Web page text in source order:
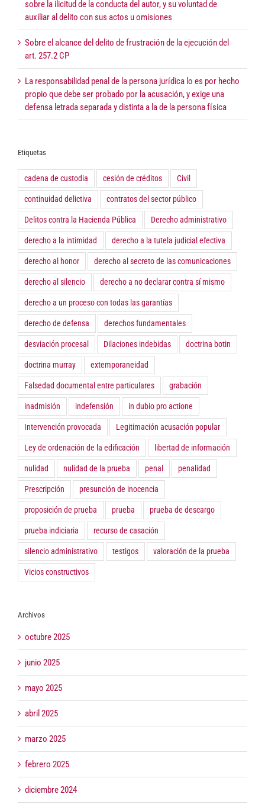
sobre la ilicitud de la conducta del autor, y su voluntad de
auxiliar al delito con sus actos u omisiones
Sobre el alcance del delito de frustración de la ejecución del
art. 257.2 CP
La responsabilidad penal de la persona jurídica lo es por hecho
propio que debe ser probado por la acusación, y exige una
defensa letrada separada y distinta a la de la persona física
Etiquetas
cadena de custodia cesión de créditos Civil
continuidad delictiva contratos del sector público
Delitos contra la Hacienda Pública Derecho administrativo
derecho a la intimidad derecho a la tutela judicial efectiva
derecho al honor derecho al secreto de las comunicaciones
derecho al silencio derecho a no declarar contra sí mismo
derecho a un proceso con todas las garantías
derecho de defensa derechos fundamentales
desviación procesal Dilaciones indebidas doctrina botin
doctrina murray extemporaneidad
Falsedad documental entre particulares grabación
inadmisión indefensión in dubio pro actione
Intervención provocada Legitimación acusación popular
Ley de ordenación de la edificación libertad de información
nulidad nulidad de la prueba penal penalidad
Prescripción presunción de inocencia
proposición de prueba prueba prueba de descargo
prueba indiciaria recurso de casación
silencio administrativo testigos valoración de la prueba
Vicios constructivos
Archivos
octubre 2025
junio 2025
mayo 2025
abril 2025
marzo 2025
febrero 2025
diciembre 2024